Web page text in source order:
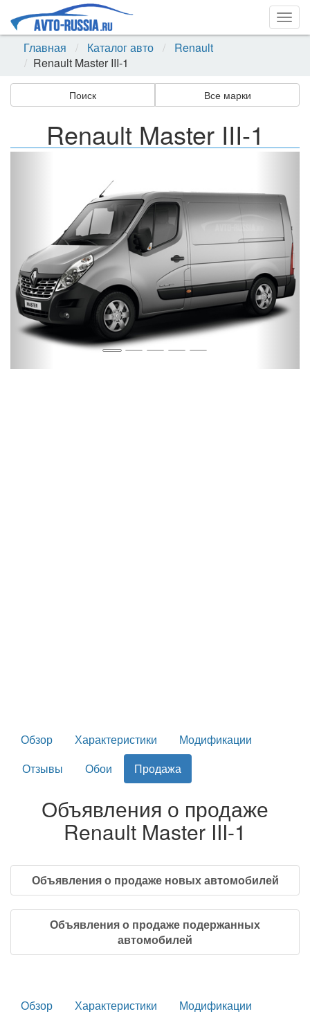
Главная
Каталог авто
Renault
Renault Master III-1
Поиск Все марки
Renault Master III-1
Обзор Характеристики
Модификации
Отзывы
Обои Продажа
Объявления о продаже
Renault Master III-1
Объявления о продаже новых автомобилей
Объявления о продаже подержанных
автомобилей
Обзор Характеристики
Модификации